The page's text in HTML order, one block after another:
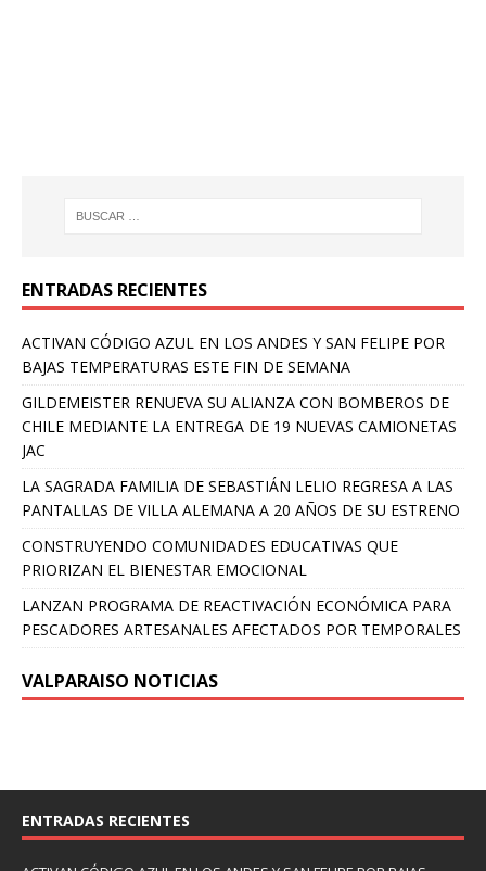
ENTRADAS RECIENTES
ACTIVAN CÓDIGO AZUL EN LOS ANDES Y SAN FELIPE POR
BAJAS TEMPERATURAS ESTE FIN DE SEMANA
GILDEMEISTER RENUEVA SU ALIANZA CON BOMBEROS DE
CHILE MEDIANTE LA ENTREGA DE 19 NUEVAS CAMIONETAS
JAC
LA SAGRADA FAMILIA DE SEBASTIÁN LELIO REGRESA A LAS
PANTALLAS DE VILLA ALEMANA A 20 AÑOS DE SU ESTRENO
CONSTRUYENDO COMUNIDADES EDUCATIVAS QUE
PRIORIZAN EL BIENESTAR EMOCIONAL
LANZAN PROGRAMA DE REACTIVACIÓN ECONÓMICA PARA
PESCADORES ARTESANALES AFECTADOS POR TEMPORALES
VALPARAISO NOTICIAS
ENTRADAS RECIENTES